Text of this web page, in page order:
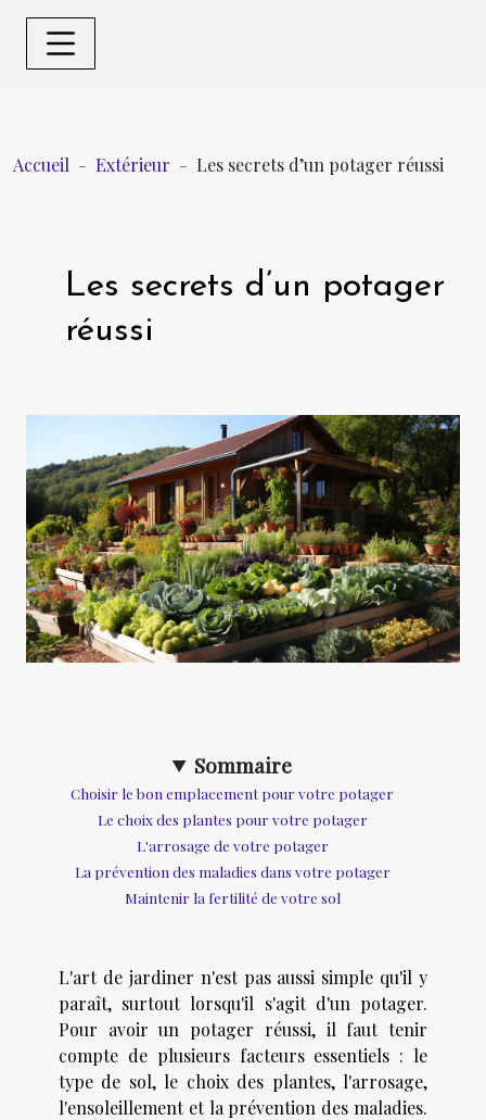
Accueil Extérieur Les secrets d’un potager réussi
Les secrets d’un potager
réussi
Sommaire
Choisir le bon emplacement pour votre potager
Le choix des plantes pour votre potager
L'arrosage de votre potager
La prévention des maladies dans votre potager
Maintenir la fertilité de votre sol
L'art de jardiner n'est pas aussi simple qu'il y
paraît, surtout lorsqu'il s'agit d'un potager.
Pour avoir un potager réussi, il faut tenir
compte de plusieurs facteurs essentiels : le
type de sol, le choix des plantes, l'arrosage,
l'ensoleillement et la prévention des maladies.